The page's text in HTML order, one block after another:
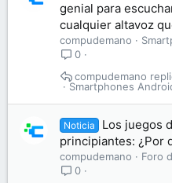
genial para
cualquier altavoz
compudemano
0
Smartphones
compudemano
Noticia
Los juegos
principiantes: ¿Por
compudemano
Foro
0